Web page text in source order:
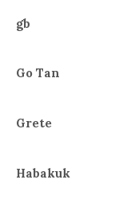
gb
Go Tan
Grete
Habakuk